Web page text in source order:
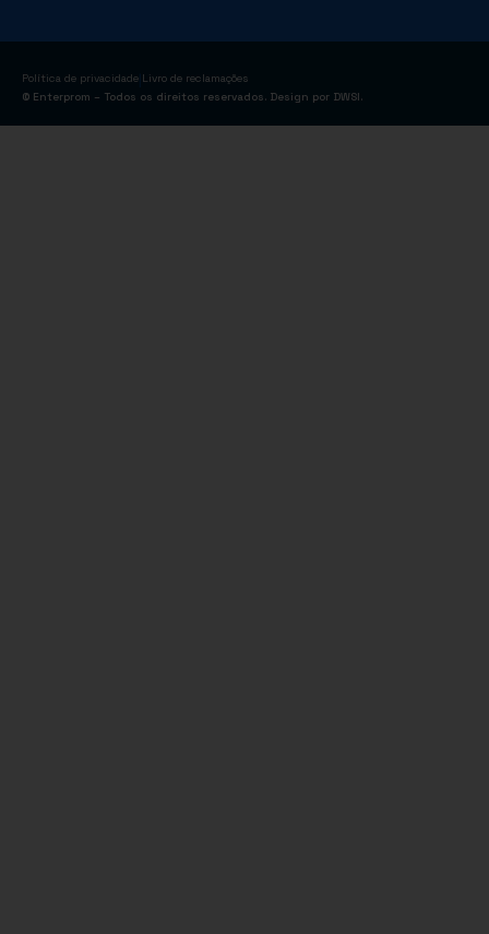
Política de privacidade Livro de reclamações
© Enterprom – Todos os direitos reservados. Design por DWSI.